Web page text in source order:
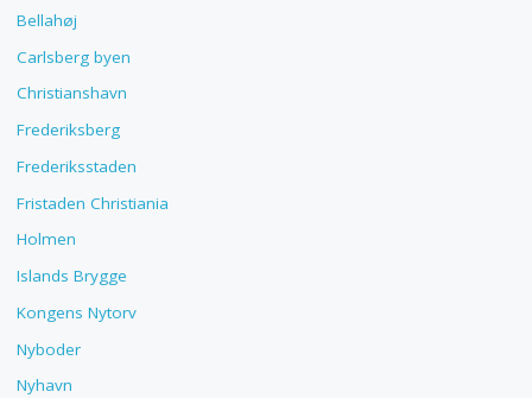
Bellahøj
Carlsberg byen
Christianshavn
Frederiksberg
Frederiksstaden
Fristaden Christiania
Holmen
Islands Brygge
Kongens Nytorv
Nyboder
Nyhavn